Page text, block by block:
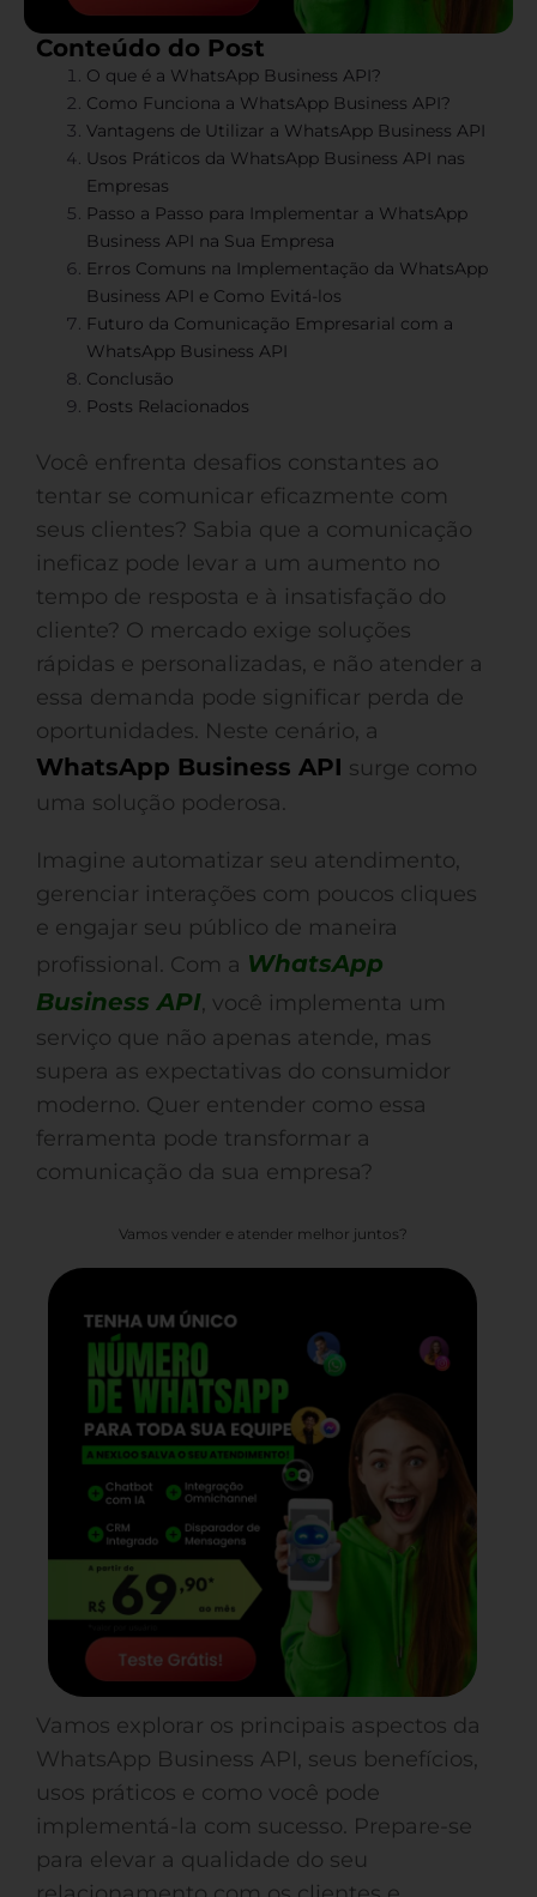
Conteúdo do Post
O que é a WhatsApp Business API?
Como Funciona a WhatsApp Business API?
Vantagens de Utilizar a WhatsApp Business API
Usos Práticos da WhatsApp Business API nas
Empresas
Passo a Passo para Implementar a WhatsApp
Business API na Sua Empresa
Erros Comuns na Implementação da WhatsApp
Business API e Como Evitá-los
Futuro da Comunicação Empresarial com a
WhatsApp Business API
Conclusão
Posts Relacionados
Você enfrenta desafios constantes ao
tentar se comunicar eficazmente com
seus clientes? Sabia que a comunicação
ineficaz pode levar a um aumento no
tempo de resposta e à insatisfação do
cliente? O mercado exige soluções
rápidas e personalizadas, e não atender a
essa demanda pode significar perda de
oportunidades. Neste cenário, a
WhatsApp Business API surge como
uma solução poderosa.
Imagine automatizar seu atendimento,
gerenciar interações com poucos cliques
e engajar seu público de maneira
profissional. Com a WhatsApp
Business API, você implementa um
serviço que não apenas atende, mas
supera as expectativas do consumidor
moderno. Quer entender como essa
ferramenta pode transformar a
comunicação da sua empresa?
Vamos vender e atender melhor juntos?
Vamos explorar os principais aspectos da
WhatsApp Business API, seus benefícios,
usos práticos e como você pode
implementá-la com sucesso. Prepare-se
para elevar a qualidade do seu